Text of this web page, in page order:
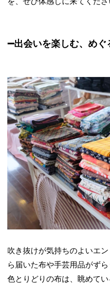
➖出会いを楽しむ、めぐ
吹き抜けが気持ちのよいエ
ら届いた布や手芸用品がずら
色とりどりの布は、眺めて